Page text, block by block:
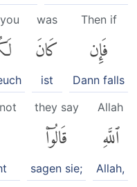
Then if
فَإِن
Dann falls
was
كَانَ
ist
Allah
ٱللَّهِ
Allah,
they say
قَالُوٓا۟
sagen sie;